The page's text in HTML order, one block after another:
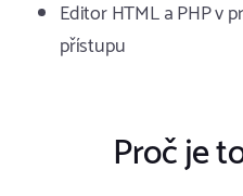
Editor HTML a PHP v
přístupu
Proč je